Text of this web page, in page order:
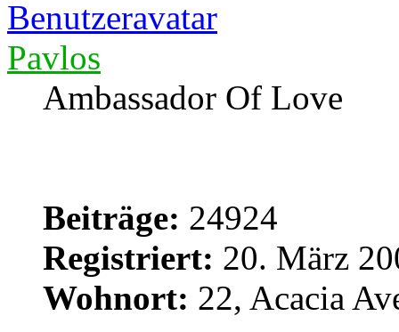
Pavlos
Ambassador Of Love
Beiträge: 24924
Registriert: 20. März
Wohnort: 22, Acacia